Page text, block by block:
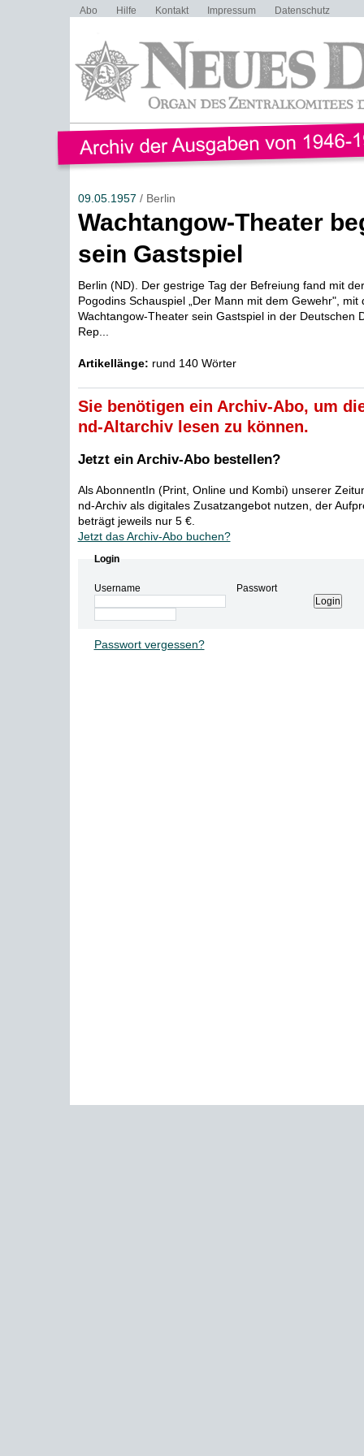
Abo Hilfe Kontakt Impressum Datenschutz
09.05.1957 / Berlin
Wachtangow-Theater
sein Gastspiel
Berlin (ND). Der gestrige Tag der Befreiung fand mit
Pogodins Schauspiel „Der Mann mit dem Gewehr", mit
Wachtangow-Theater sein Gastspiel in der Deutschen
Rep...
Artikellänge: rund 140 Wörter
Sie benötigen ein Archiv-Abo, um
nd-Altarchiv lesen zu können.
Jetzt ein Archiv-Abo bestellen?
Als AbonnentIn (Print, Online und Kombi) unserer
nd-Archiv als digitales Zusatzangebot nutzen, der
beträgt jeweils nur 5 €.
Jetzt das Archiv-Abo buchen?
Login
Username Passwort
Passwort vergessen?